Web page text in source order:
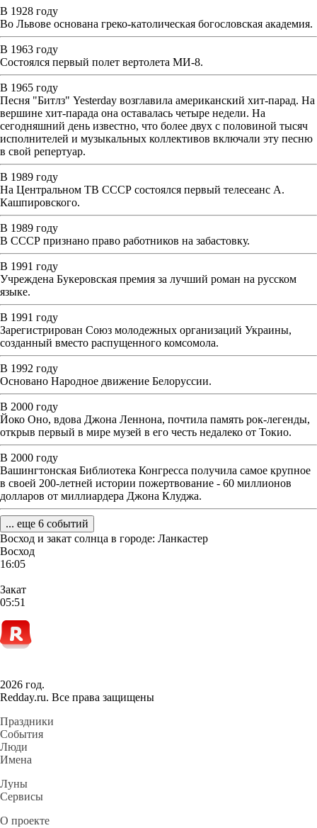
В 1928 году
Во Львове основана греко-католическая богословская академия.
В 1963 году
Состоялся первый полет вертолета МИ-8.
В 1965 году
Песня "Битлз" Yesterday возглавила американский хит-парад. На
вершине хит-парада она оставалась четыре недели. На
сегодняшний день известно, что более двух с половиной тысяч
исполнителей и музыкальных коллективов включали эту песню
в свой репертуар.
В 1989 году
На Центральном ТВ СССР состоялся первый телесеанс А.
Кашпировского.
В 1989 году
В СССР признано право работников на забастовку.
В 1991 году
Учреждена Букеровская премия за лучший роман на русском
языке.
В 1991 году
Зарегистрирован Союз молодежных организаций Украины,
созданный вместо распущенного комсомола.
В 1992 году
Основано Народное движение Белоруссии.
В 2000 году
Йоко Оно, вдова Джона Леннона, почтила память рок-легенды,
открыв первый в мире музей в его честь недалеко от Токио.
В 2000 году
Вашингтонская Библиотека Конгресса получила самое крупное
в своей 200-летней истории пожертвование - 60 миллионов
долларов от миллиардера Джона Клуджа.
... еще 6 событий
Восход и закат солнца в городе: Ланкастер
Восход
16:05
Закат
05:51
2026 год.
Redday.ru. Все права защищены
Праздники
События
Люди
Имена
Луны
Сервисы
О проекте